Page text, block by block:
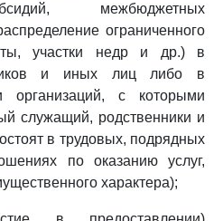
межбюджетных
ограниченного
участки недр и др.) в
и иных лиц либо в
организаций, с которыми
служащий, родственники и
в трудовых, подрядных
по оказанию услуг,
характера);